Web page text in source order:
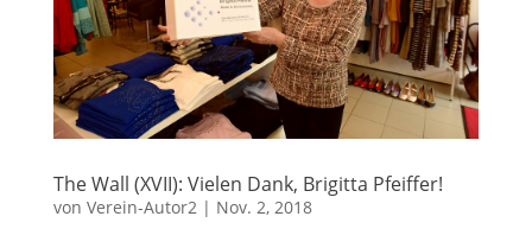
The Wall (XVII): Vielen Dank, Brigitta Pfeiffer!
von Verein-Autor2| Nov. 2, 2018